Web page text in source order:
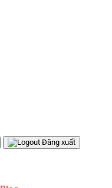
Đăng xuất